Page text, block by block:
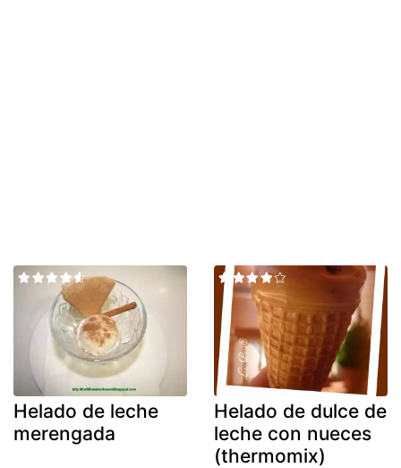
Helado de leche
merengada
Helado de dulce de
leche con nueces
(thermomix)